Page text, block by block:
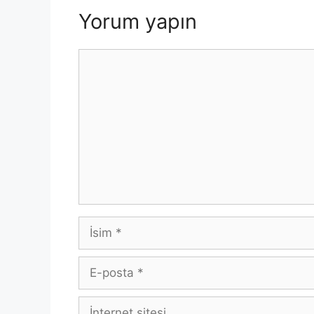
Yorum yapın
İsim
posta
İnternet